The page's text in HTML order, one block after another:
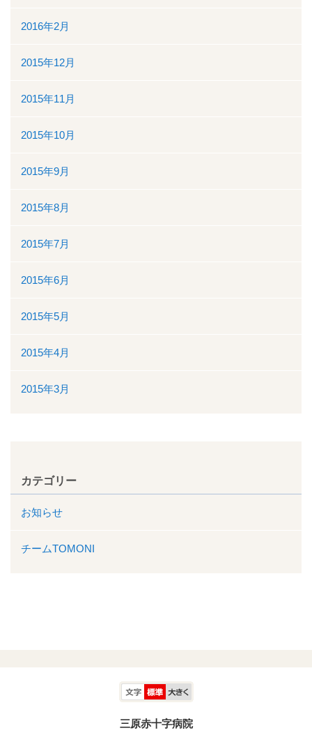
2016年2月
2015年12月
2015年11月
2015年10月
2015年9月
2015年8月
2015年7月
2015年6月
2015年5月
2015年4月
2015年3月
カテゴリー
お知らせ
チームTOMONI
三原赤十字病院